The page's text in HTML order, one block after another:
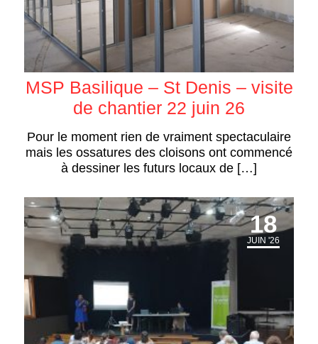
MSP Basilique – St Denis – visite
de chantier 22 juin 26
Pour le moment rien de vraiment spectaculaire
mais les ossatures des cloisons ont commencé
à dessiner les futurs locaux de […]
18
JUIN '26